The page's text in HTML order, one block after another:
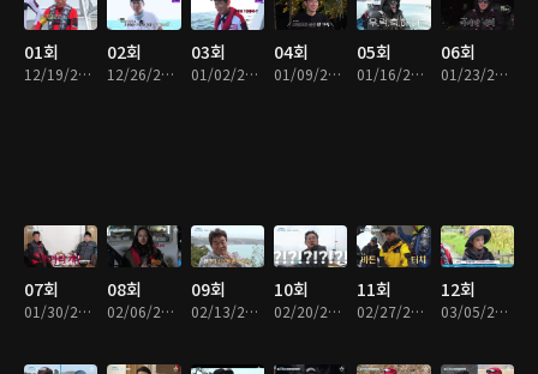
01회
12/19/2019 • 1시간 48분
02회
12/26/2019 • 1시간 44분
03회
01/02/2020 • 1시간 42분
04회
01/09/2020 • 1시간 53분
05회
01/16/2020 • 1시간 50분
06회
01/23/2020 • 1시간 51분
07회
01/30/2020 • 1시간 47분
08회
02/06/2020 • 1시간 45분
09회
02/13/2020 • 1시간 44분
10회
02/20/2020 • 1시간 48분
11회
02/27/2020 • 1시간 42분
12회
03/05/2020 • 1시간 44분